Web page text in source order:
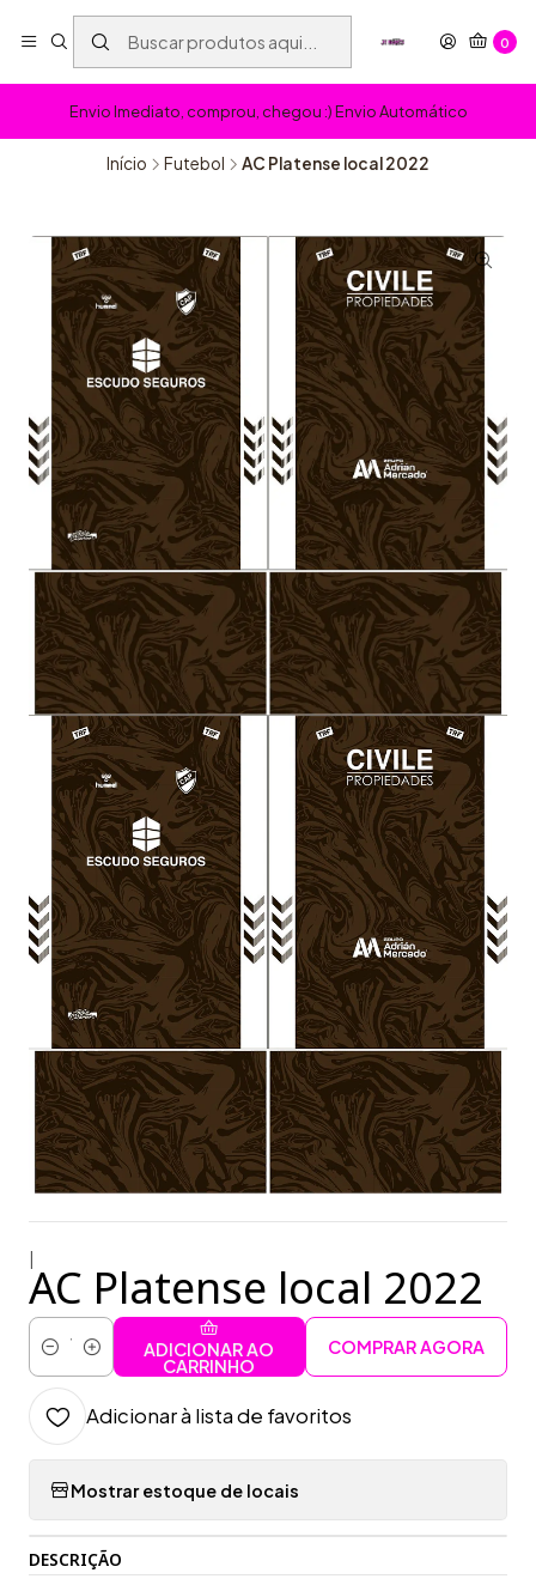
0
Envio Imediato, comprou, chegou :) Envio Automático
Início Futebol AC Platense local 2022
AC Platense local 2022
Quantidade
ADICIONAR AO
CARRINHO
COMPRAR AGORA
Adicionar à lista de favoritos
Mostrar estoque de locais
DESCRIÇÃO